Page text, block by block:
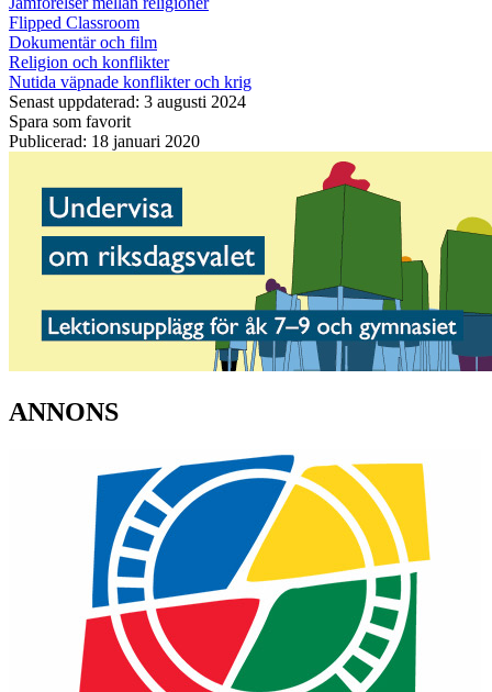
Flipped Classroom
Dokumentär och film
Religion och konflikter
Nutida väpnade konflikter och krig
Senast uppdaterad: 3 augusti 2024
Spara som favorit
Publicerad: 18 januari 2020
ANNONS